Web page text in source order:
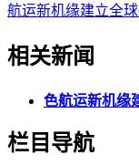
航运新机缘建立全
相关新闻
色航运新机缘
栏目导航